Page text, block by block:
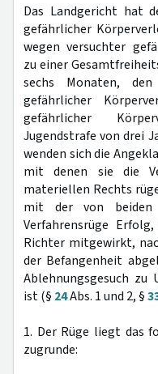
Das Landgericht hat
gefährlicher
wegen versuchter
zu einer
sechs Monaten,
gefährlicher
gefährlicher
Jugendstrafe von drei
wenden sich die
mit denen sie die
materiellen Rechts
mit der von beiden
Verfahrensrüge
Richter mitgewirkt,
der Befangenheit
Ablehnungsgesuch zu
ist (§ 24Abs. 1 und 2, §
1. Der Rüge liegt das
zugrunde: